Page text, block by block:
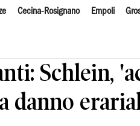
Cecina-Rosignano Empoli
Schlein,
danno